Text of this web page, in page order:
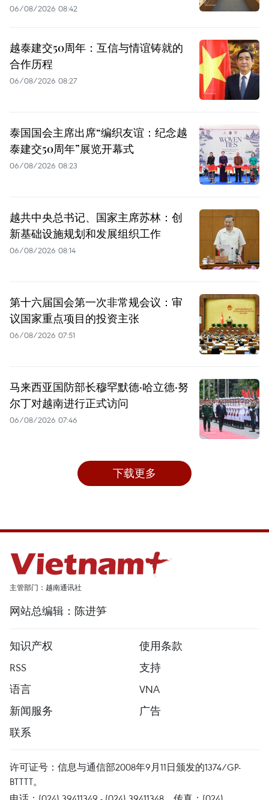
06/08/2026 08:42
越泰建交50周年：互信与情谊铸就的
合作历程
06/08/2026 08:27
泰国国会主席出席“编织友谊：纪念越
泰建交50周年”展览开幕式
06/08/2026 08:23
越共中央总书记、国家主席苏林：创
新基础设施规划和发展组织工作
06/08/2026 08:14
第十六届国会第一次非常规会议：审
议国家重点项目的投资主张
06/08/2026 07:51
马来西亚国防部长穆罕默德·哈立德·努
尔丁对越南进行正式访问
06/08/2026 07:46
下载更多
主管部门：越南通讯社
网站总编辑：陈进笋
知识产权
使用条款
RSS
支持
语言
VNA
新闻服务
广告
联系
许可证号：信息与通信部2008年9月11日颁发的1374/GP-
BTTTT。